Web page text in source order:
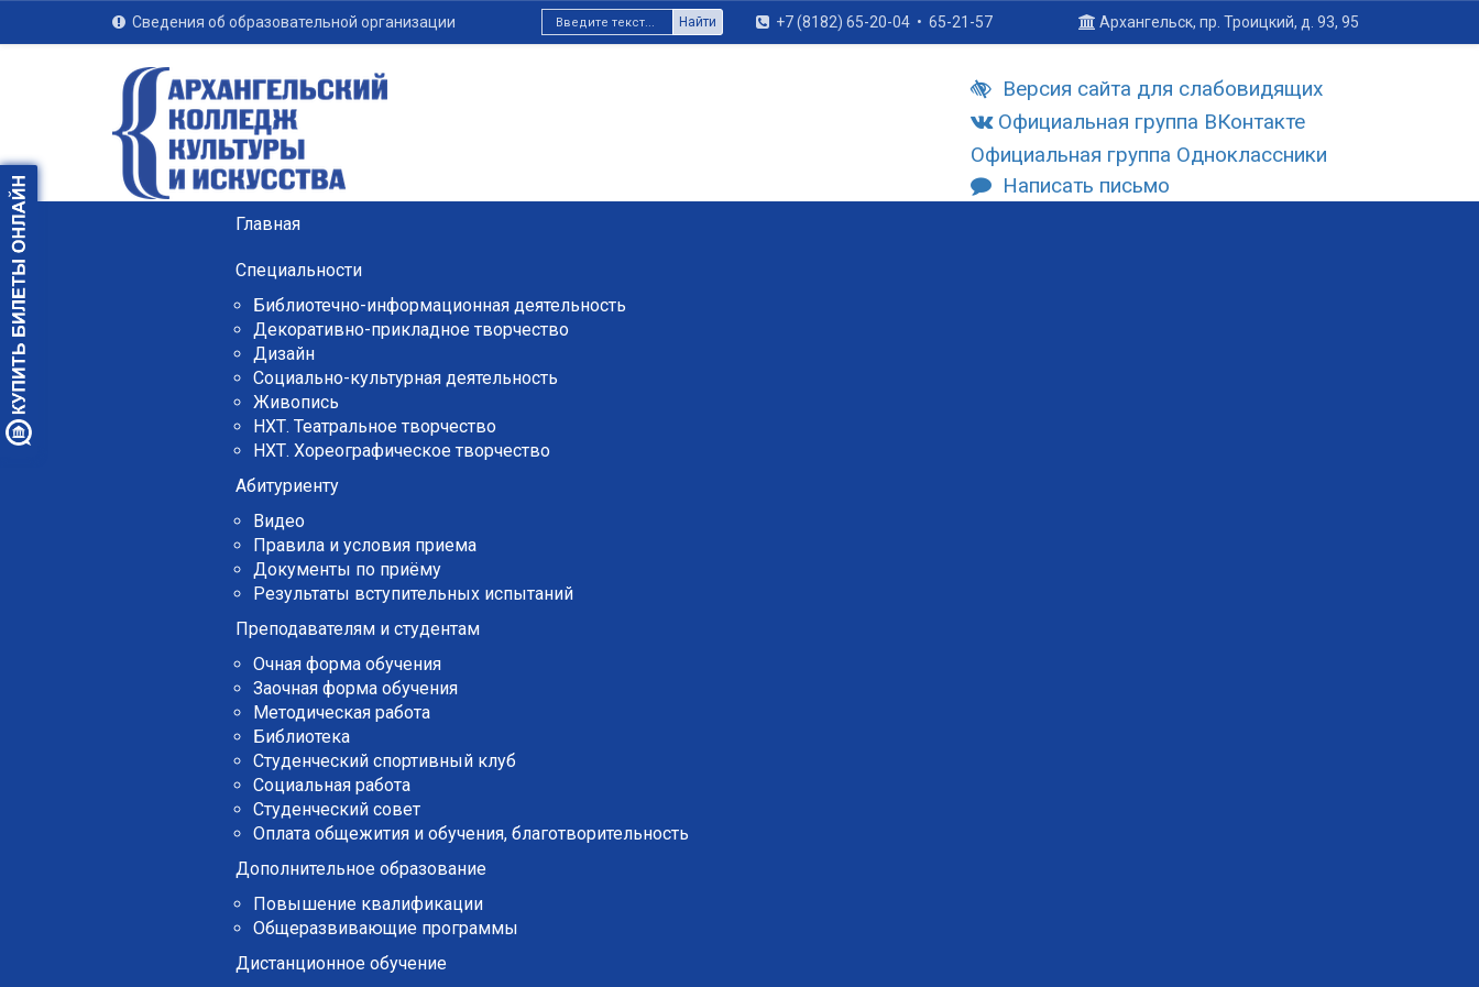
Сведения об образовательной организации Найти +7 (8182) 65-20-04 • 65-21-57 Архангельск, пр. Троицкий, д. 93, 95
Версия сайта для слабовидящих
Официальная группа ВКонтакте
Официальная группа Одноклассники
Написать письмо
Главная
Специальности
Библиотечно-информационная деятельность
Декоративно-прикладное творчество
Дизайн
Социально-культурная деятельность
Живопись
НХТ. Театральное творчество
НХТ. Хореографическое творчество
Абитуриенту
Видео
Правила и условия приема
Документы по приёму
Результаты вступительных испытаний
Преподавателям и студентам
Очная форма обучения
Заочная форма обучения
Методическая работа
Библиотека
Студенческий спортивный клуб
Социальная работа
Студенческий совет
Оплата общежития и обучения, благотворительность
Дополнительное образование
Повышение квалификации
Общеразвивающие программы
Дистанционное обучение